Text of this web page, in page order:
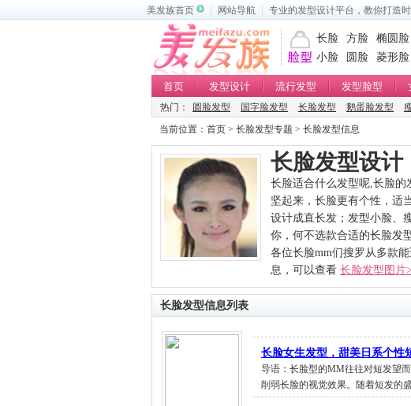
美发族首页 网站导航 专业的发型设计平台，教你打造
长脸 方脸 椭圆脸
小脸
圆脸 菱形脸
首页 发型设计 流行发型 发型脸型
热门： 圆脸发型 国字脸发型 长脸发型 鹅蛋脸发型
当前位置： 首页 > 长脸发型专题 > 长脸发型信息
长脸发型设计
长脸适合什么发型呢,长脸
坚起来，长脸更有个性，适
设计成直长发；发型小脸、
你，何不选款合适的长脸发
各位长脸mm们搜罗从多款
息，可以查看 长脸发型图片
长脸发型信息列表
长脸女生发型，甜美日系个性
导语：长脸型的MM往往对短发望
削弱长脸的视觉效果。随着短发的